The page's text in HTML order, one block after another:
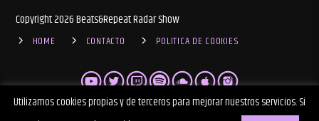
Copyright 2026 Beats&Repeat Radar Show
HOME CONTACTO POLITICA DE COOKIES
Utilizamos cookies propias y de terceros para mejorar nuestros servicios. Si